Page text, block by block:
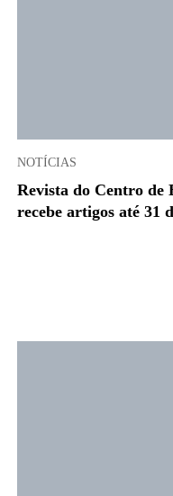
NOTÍCIAS
Revista do Centro de
recebe artigos até 31